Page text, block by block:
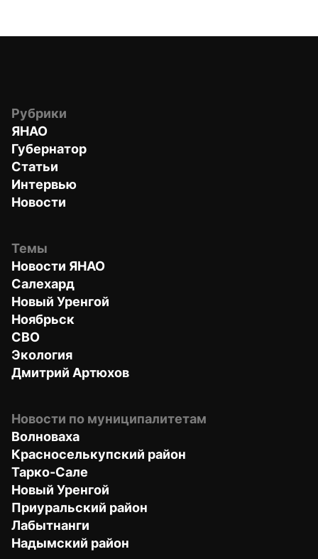
Рубрики
ЯНАО
Губернатор
Статьи
Интервью
Новости
Темы
Новости ЯНАО
Салехард
Новый Уренгой
Ноябрьск
СВО
Экология
Дмитрий Артюхов
Новости по муниципалитетам
Волноваха
Красноселькупский район
Тарко-Сале
Новый Уренгой
Приуральский район
Лабытнанги
Надымский район